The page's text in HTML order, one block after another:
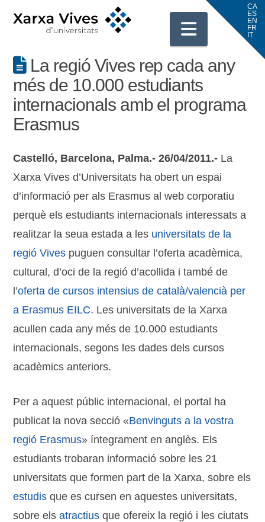
La regió Vives rep cada any
més de 10.000 estudiants
internacionals amb el programa
Erasmus
Castelló, Barcelona, Palma.- 26/04/2011.- La
Xarxa Vives d’Universitats ha obert un espai
d’informació per als Erasmus al web corporatiu
perquè els estudiants internacionals interessats a
realitzar la seua estada a les universitats de la
regió Vives puguen consultar l’oferta acadèmica,
cultural, d’oci de la regió d’acollida i també de
l’oferta de cursos intensius de català/valencià per
a Erasmus EILC. Les universitats de la Xarxa
acullen cada any més de 10.000 estudiants
internacionals, segons les dades dels cursos
acadèmics anteriors.
Per a aquest públic internacional, el portal ha
publicat la nova secció «Benvinguts a la vostra
regió Erasmus» íntegrament en anglès. Els
estudiants trobaran informació sobre les 21
universitats que formen part de la Xarxa, sobre els
estudis que es cursen en aquestes universitats,
sobre elsatractius que ofereix la regió i les ciutats